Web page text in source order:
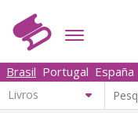
Brasil Portugal España